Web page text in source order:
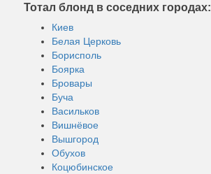
Тотал блонд в соседних городах:
Киев
Белая Церковь
Борисполь
Боярка
Бровары
Буча
Васильков
Вишнёвое
Вышгород
Обухов
Коцюбинское